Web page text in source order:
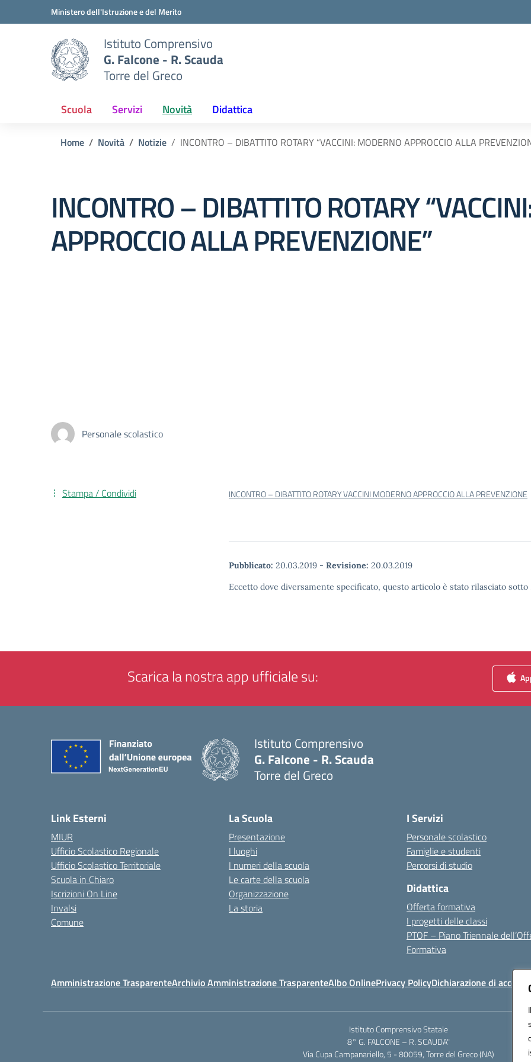
Vai ai contenuti
Vai al menu di navigazioneMinistero dell'Istruzione e del Merito
Istituto Comprensivo
G. Falcone - R. Scauda
Torre del Greco
Scuola Servizi Novità Didattica
Home Novità Notizie INCONTRO – DIBATTITO ROTARY “VACCINI: MODERNO APPROCCIO ALLA
INCONTRO – DIBATTITO ROTARY
APPROCCIO ALLA PREVENZIONE”
Personale scolastico
INCONTRO – DIBATTITO ROTARY VACCINI MODERNO APPROCCIO ALLA PREVENZIONE
Pubblicato: 20.03.2019 - Revisione: 20.03.2019
Eccetto dove diversamente specificato, questo articolo è stato rilasciato
Stampa / Condividi
Scarica la nostra app ufficiale su:
Istituto Comprensivo
G. Falcone - R. Scauda
Torre del Greco
Link Esterni
MIUR
Ufficio Scolastico Regionale
Ufficio Scolastico Territoriale
Scuola in Chiaro
Iscrizioni On Line
Invalsi
Comune
La Scuola
Presentazione
I luoghi
I numeri della scuola
Le carte della scuola
Organizzazione
La storia
I Servizi
Personale scolastico
Famiglie e studenti
Percorsi di studio
Didattica
Offerta formativa
I progetti delle classi
PTOF – Piano Triennale
Formativa
Amministrazione TrasparenteArchivio Amministrazione TrasparenteAlbo OnlinePrivacy PolicyDichiarazione di
Istituto Comprensivo Statale
8° G. FALCONE – R. SCAUDA"
Via Cupa Campanariello, 5 - 80059, Torre del Greco (NA)